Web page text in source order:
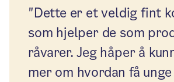
"Dette er et veldig fint
som hjelper de som
råvarer. Jeg håper å
mer om hvordan få